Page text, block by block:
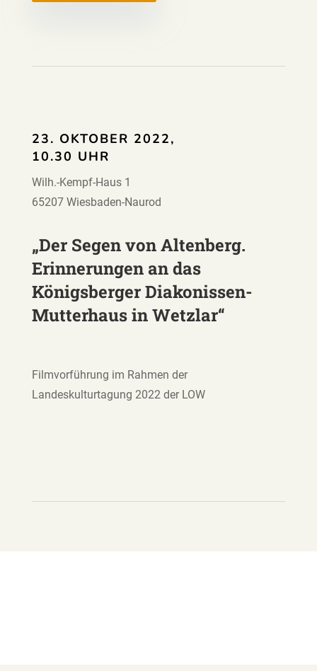
23. OKTOBER 2022,
10.30 UHR
Wilh.-Kempf-Haus 1
65207 Wiesbaden-Naurod
„Der Segen von Altenberg.
Erinnerungen an das
Königsberger Diakonissen-
Mutterhaus in Wetzlar“
Filmvorführung im Rahmen der
Landeskulturtagung 2022 der LOW